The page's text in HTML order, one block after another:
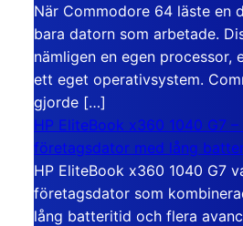
När Commodore 64 läste en
bara datorn som arbetade.
nämligen en egen processor,
ett eget operativsystem.
gjorde […]
HP EliteBook x360 1040 G7
företagsdator med lång
HP EliteBook x360 1040 G7
företagsdator som
lång batteritid och flera